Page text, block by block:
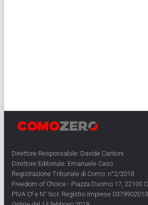
Direttore Responsabile: Davide Cantoni
Direttore Editoriale: Emanuele Caso
Registrazione Tribunale di Como: n°2/2018
Freedom of Choice - Piazza Duomo 17, 22100
PIVA Cf e N° Iscr. Registro Imprese